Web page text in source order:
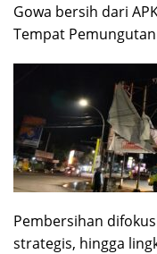
Gowa bersih dari
Tempat Pemungutan
Pembersihan
strategis, hingga